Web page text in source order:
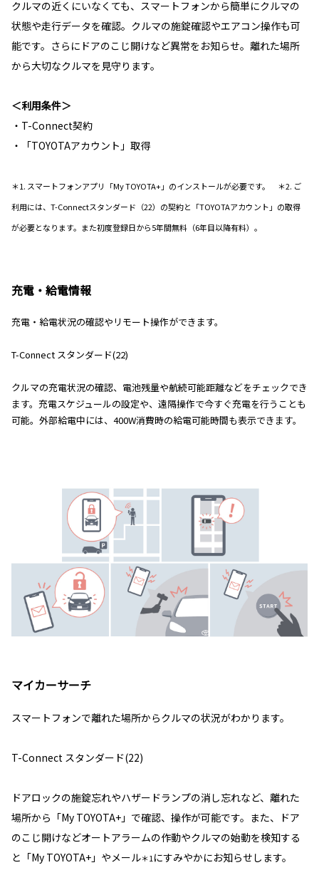
クルマの近くにいなくても、スマートフォンから簡単にクルマの
状態や走行データを確認。クルマの施錠確認やエアコン操作も可
能です。さらにドアのこじ開けなど異常をお知らせ。離れた場所
から大切なクルマを見守ります。
＜利用条件＞
・T-Connect契約
・「TOYOTAアカウント」取得
＊1. スマートフォンアプリ「My TOYOTA+」のインストールが必要です。 ＊2. ご
利用には、T-Connectスタンダード（22）の契約と「TOYOTAアカウント」の取得
が必要となります。また初度登録日から5年間無料（6年目以降有料）。
充電・給電情報
充電・給電状況の確認やリモート操作ができます。
T-Connect スタンダード(22)
クルマの充電状況の確認、電池残量や航続可能距離などをチェックでき
ます。充電スケジュールの設定や、遠隔操作で今すぐ充電を行うことも
可能。外部給電中には、400W消費時の給電可能時間も表示できます。
マイカーサーチ
スマートフォンで離れた場所からクルマの状況がわかります。
T-Connect スタンダード(22)
ドアロックの施錠忘れやハザードランプの消し忘れなど、離れた
場所から「My TOYOTA+」で確認、操作が可能です。また、ドア
のこじ開けなどオートアラームの作動やクルマの始動を検知する
と「My TOYOTA+」やメール＊1 にすみやかにお知らせします。